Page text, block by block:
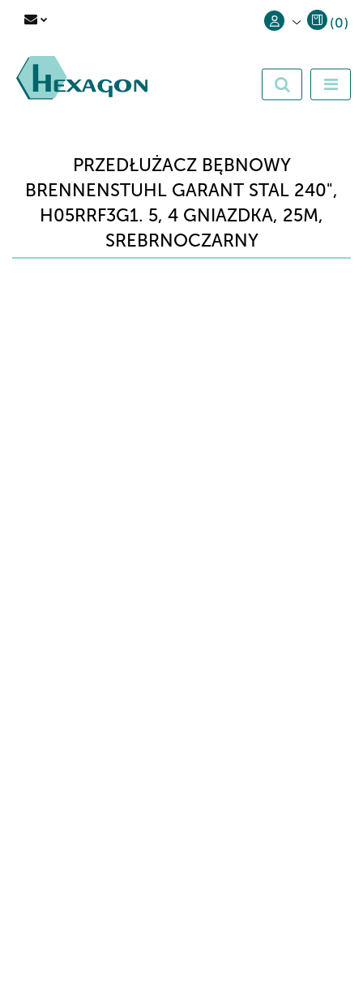
Zarejestruj się
(0)
PRZEDŁUŻACZ BĘBNOWY
BRENNENSTUHL GARANT STAL 240",
H05RRF3G1. 5, 4 GNIAZDKA, 25M,
SREBRNOCZARNY